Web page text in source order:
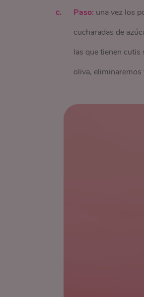
Paso: una vez los
cucharadas de
las que tienen cutis
oliva,